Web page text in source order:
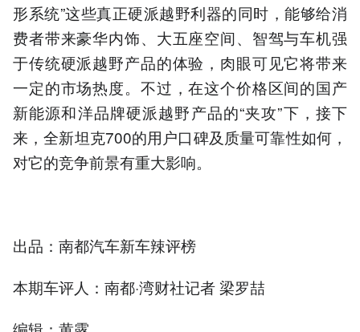
形系统”这些真正硬派越野利器的同时，能够给消
费者带来豪华内饰、大五座空间、智驾与车机强
于传统硬派越野产品的体验，肉眼可见它将带来
一定的市场热度。不过，在这个价格区间的国产
新能源和洋品牌硬派越野产品的“夹攻”下，接下
来，全新坦克700的用户口碑及质量可靠性如何，
对它的竞争前景有重大影响。
出品：南都汽车新车辣评榜
本期车评人：南都·湾财社记者 梁罗喆